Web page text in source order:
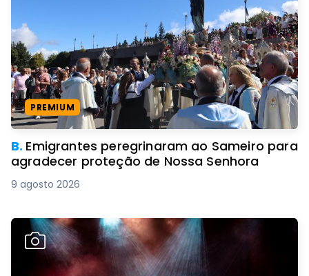
PREMIUM
B. Emigrantes peregrinaram ao Sameiro para
agradecer proteção de Nossa Senhora
9 agosto 2026